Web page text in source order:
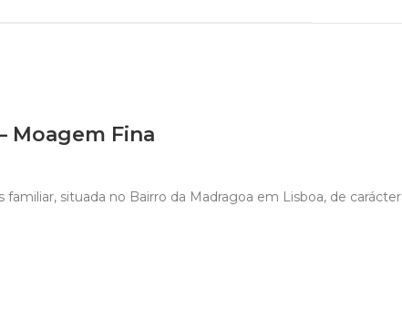
Moagem Fina
situada no Bairro da Madragoa em Lisboa, de carácter